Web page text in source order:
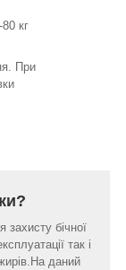
кг
При
захисту бічної
так і
даний